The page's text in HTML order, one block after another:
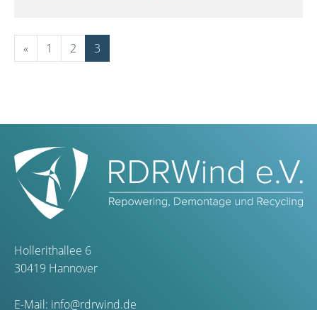
« 1 2 3
Hollerithallee 6
30419 Hannover
E-Mail: info@rdrwind.de